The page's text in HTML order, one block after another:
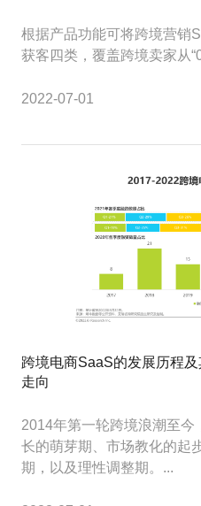
根据产品功能可将跨境营销
获客四类，覆盖跨境卖家从
2022-07-01
跨境电商SaaS的发展历程
走向
2014年第一轮跨境浪潮至
长的萌芽期、市场教化的起
期，以及理性调整期。...